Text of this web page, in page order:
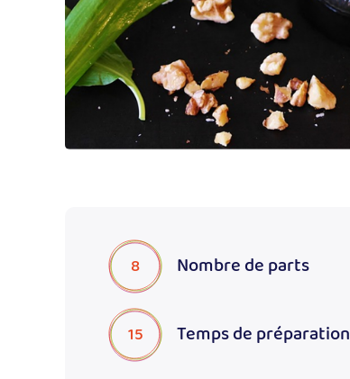
8 Nombre de parts
15 Temps de préparation